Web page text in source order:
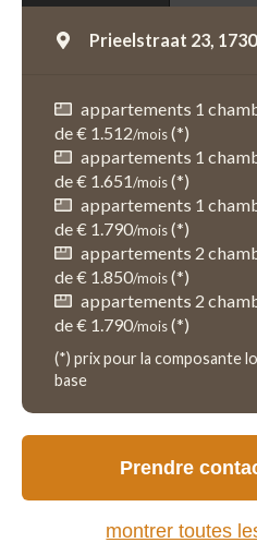
Prieelstraat 23,
appartements 1
de € 1.512/mois(*)
appartements 1
de € 1.651/mois(*)
appartements 1
de € 1.790/mois(*)
appartements 2
de € 1.850/mois(*)
appartements 2
de € 1.790/mois(*)
(*) prix pour la composante
base
Prendre
montrer toutes